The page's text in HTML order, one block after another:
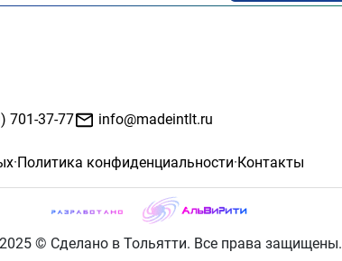
701-37-77
info@madeintlt.ru
·Политика конфиденциальности·Контакты
© Сделано в Тольятти. Все права защищены.